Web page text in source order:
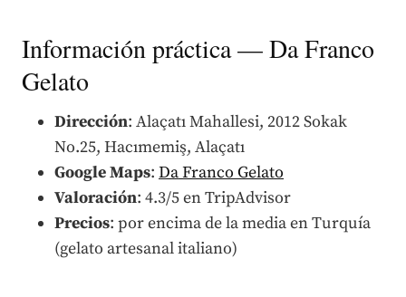
Información práctica — Da Franco
Gelato
Dirección: Alaçatı Mahallesi, 2012 Sokak
No.25, Hacımemiş, Alaçatı
Google Maps: Da Franco Gelato
Valoración: 4.3/5 en TripAdvisor
Precios: por encima de la media en Turquía
(gelato artesanal italiano)